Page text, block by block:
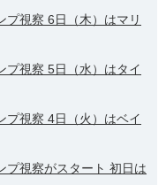
プ視察 6日（木）はマリ
プ視察 5日（水）はタイ
プ視察 4日（火）はベイ
プ視察がスタート 初日は